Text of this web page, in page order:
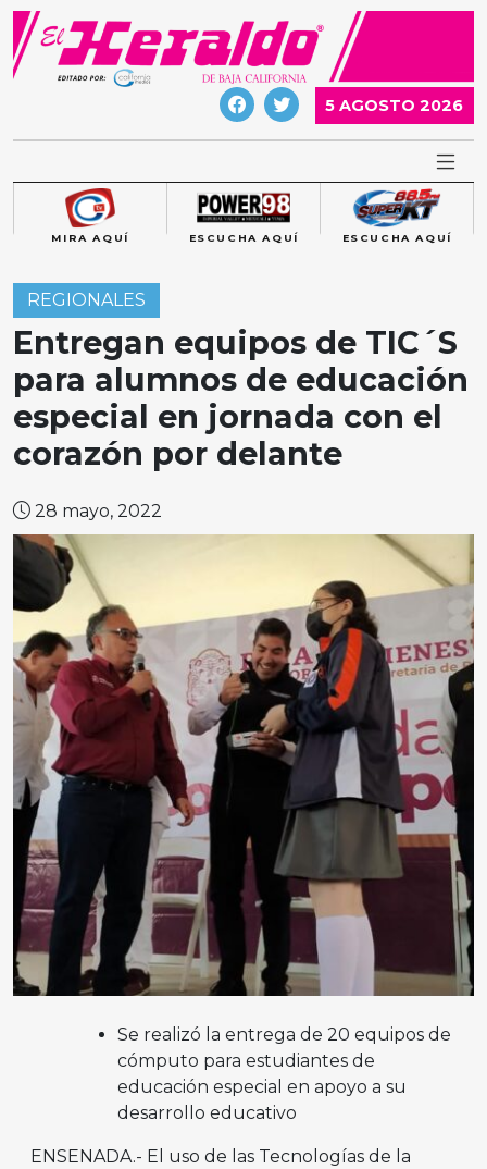
Skip
content
5 AGOSTO 2026
MIRA AQUÍ ESCUCHA AQUÍ ESCUCHA AQUÍ
REGIONALES
Entregan equipos de TIC´S
para alumnos de educación
especial en jornada con el
corazón por delante
28 mayo, 2022
Se realizó la entrega de 20 equipos de
cómputo para estudiantes de
educación especial en apoyo a su
desarrollo educativo
ENSENADA.- El uso de las Tecnologías de la